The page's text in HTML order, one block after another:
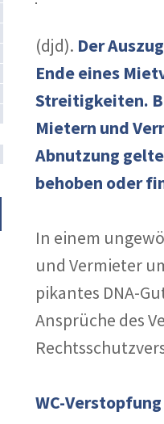
(djd). Der
Ende eines
Streitigkeiten.
Mietern und
Abnutzung
behoben oder
In einem
und Vermieter
pikantes DNA-
Ansprüche des
WC-